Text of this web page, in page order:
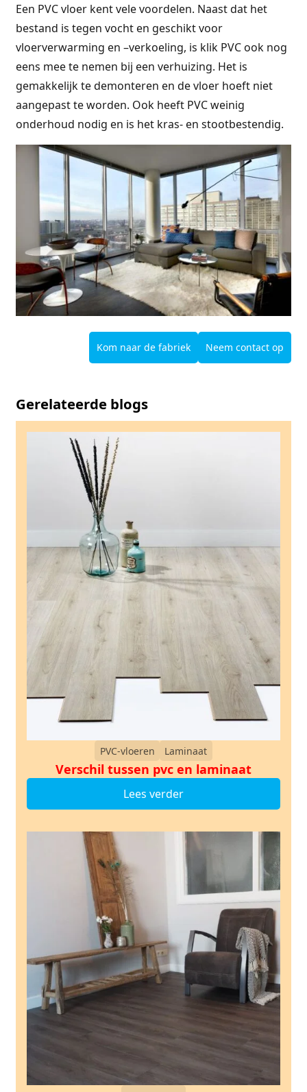
Een PVC vloer kent vele voordelen. Naast dat het
bestand is tegen vocht en geschikt voor
vloerverwarming en –verkoeling, is klik PVC ook nog
eens mee te nemen bij een verhuizing. Het is
gemakkelijk te demonteren en de vloer hoeft niet
aangepast te worden. Ook heeft PVC weinig
onderhoud nodig en is het kras- en stootbestendig.
Kom naar de fabriek Neem contact op
Gerelateerde blogs
PVC-vloeren Laminaat
Verschil tussen pvc en laminaat
Lees verder